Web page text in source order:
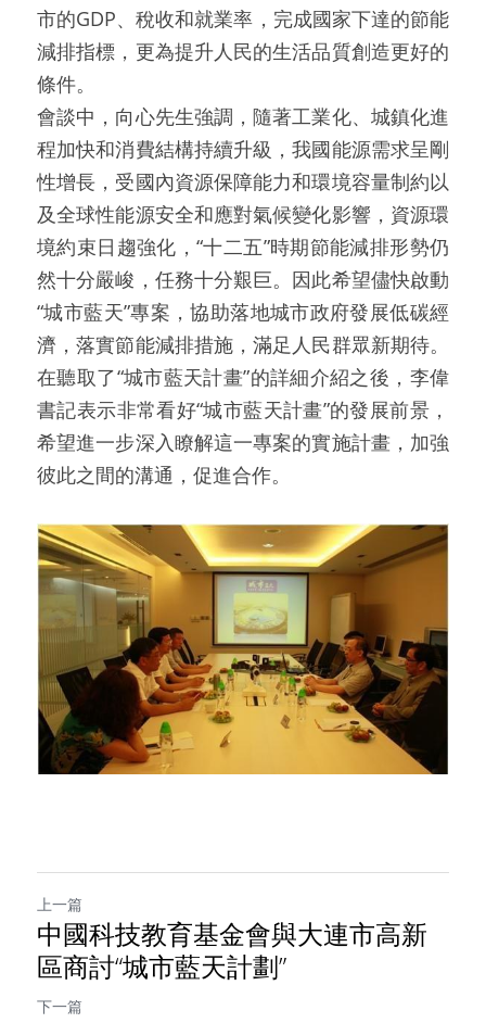
市的GDP、稅收和就業率，完成國家下達的節能
減排指標，更為提升人民的生活品質創造更好的
條件。
會談中，向心先生強調，隨著工業化、城鎮化進
程加快和消費結構持續升級，我國能源需求呈剛
性增長，受國內資源保障能力和環境容量制約以
及全球性能源安全和應對氣候變化影響，資源環
境約束日趨強化，“十二五”時期節能減排形勢仍
然十分嚴峻，任務十分艱巨。因此希望儘快啟動
“城市藍天”專案，協助落地城市政府發展低碳經
濟，落實節能減排措施，滿足人民群眾新期待。
在聽取了“城市藍天計畫”的詳細介紹之後，李偉
書記表示非常看好“城市藍天計畫”的發展前景，
希望進一步深入瞭解這一專案的實施計畫，加強
彼此之間的溝通，促進合作。
上一篇
中國科技教育基金會與大連市高新
區商討“城市藍天計劃”
下一篇